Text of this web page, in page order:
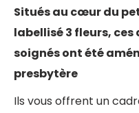
Situés au cœur du
labellisé 3 fleurs,
soignés ont été
presbytère
Ils vous offrent un